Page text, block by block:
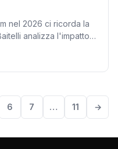
nel 2026 ci ricorda la
analizza l'impatto
6 7 … 11 →